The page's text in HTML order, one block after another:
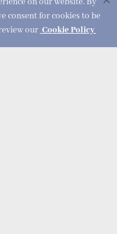
consent for cookies to be
our Cookie Policy
No.161 A, ධර්මපාල
කවුළුව